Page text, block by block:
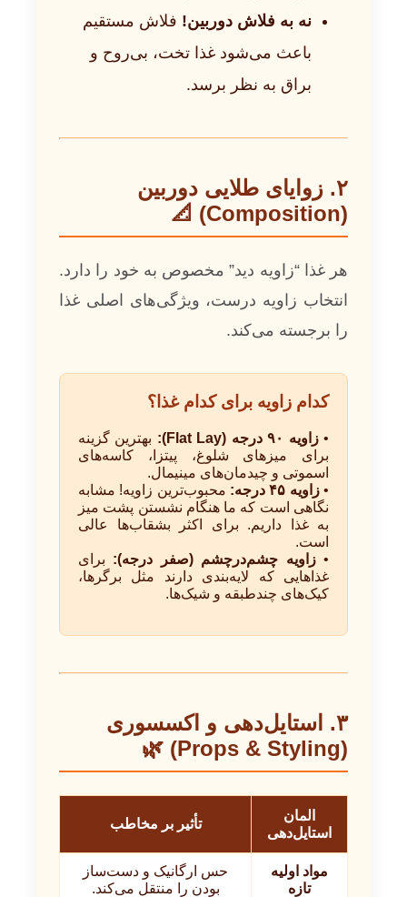
نه به فلاش دوربین! فلاش مستقیم
باعث می‌شود غذا تخت، بی‌روح و
براق به نظر برسد.
۲. زوایای طلایی دوربین
(Composition) 📐
هر غذا “زاویه دید” مخصوص به خود را دارد.
انتخاب زاویه درست، ویژگی‌های اصلی غذا
را برجسته می‌کند.
کدام زاویه برای کدام غذا؟
•زاویه ۹۰ درجه (Flat Lay):
بهترین گزینه
برای میزهای شلوغ، پیتزا، کاسه‌های
اسموتی و چیدمان‌های مینیمال.
•زاویه ۴۵ درجه:
محبوب‌ترین زاویه! مشابه
نگاهی است که ما هنگام نشستن پشت میز
به غذا داریم. برای اکثر بشقاب‌ها عالی
است.
•زاویه چشم‌در‌چشم (صفر درجه): برای
غذاهایی که لایه‌بندی دارند مثل برگرها،
کیک‌های چندطبقه و شیک‌ها.
۳. استایل‌دهی و اکسسوری
(Props & Styling) 🌿
المان
استایل‌دهی
تأثیر بر مخاطب
مواد اولیه
تازه
حس ارگانیک و دست‌ساز
بودن را منتقل می‌کند.